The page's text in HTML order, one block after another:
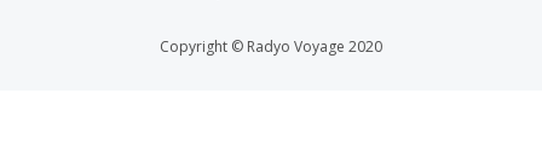
Copyright © Radyo Voyage 2020